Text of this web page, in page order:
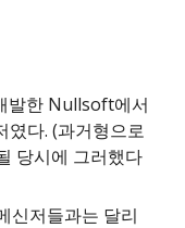
발한 Nullsoft에서
였다. (과거형으로
당시에 그러했다
신저들과는 달리